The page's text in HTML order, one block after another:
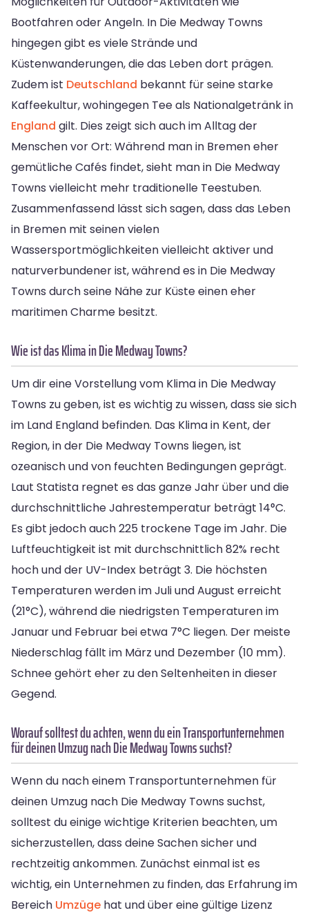
Bootfahren oder Angeln. In Die Medway Towns
hingegen gibt es viele Strände und
Küstenwanderungen, die das Leben dort prägen.
Zudem ist Deutschland bekannt für seine starke
Kaffeekultur, wohingegen Tee als Nationalgetränk in
England gilt. Dies zeigt sich auch im Alltag der
Menschen vor Ort: Während man in Bremen eher
gemütliche Cafés findet, sieht man in Die Medway
Towns vielleicht mehr traditionelle Teestuben.
Zusammenfassend lässt sich sagen, dass das Leben
in Bremen mit seinen vielen
Wassersportmöglichkeiten vielleicht aktiver und
naturverbundener ist, während es in Die Medway
Towns durch seine Nähe zur Küste einen eher
maritimen Charme besitzt.
Wie ist das Klima in Die Medway Towns?
Um dir eine Vorstellung vom Klima in Die Medway
Towns zu geben, ist es wichtig zu wissen, dass sie sich
im Land England befinden. Das Klima in Kent, der
Region, in der Die Medway Towns liegen, ist
ozeanisch und von feuchten Bedingungen geprägt.
Laut Statista regnet es das ganze Jahr über und die
durchschnittliche Jahrestemperatur beträgt 14°C.
Es gibt jedoch auch 225 trockene Tage im Jahr. Die
Luftfeuchtigkeit ist mit durchschnittlich 82% recht
hoch und der UV-Index beträgt 3. Die höchsten
Temperaturen werden im Juli und August erreicht
(21°C), während die niedrigsten Temperaturen im
Januar und Februar bei etwa 7°C liegen. Der meiste
Niederschlag fällt im März und Dezember (10 mm).
Schnee gehört eher zu den Seltenheiten in dieser
Gegend.
Worauf solltest du achten, wenn du ein Transportunternehmen
für deinen Umzug nach Die Medway Towns suchst?
Wenn du nach einem Transportunternehmen für
deinen Umzug nach Die Medway Towns suchst,
solltest du einige wichtige Kriterien beachten, um
sicherzustellen, dass deine Sachen sicher und
rechtzeitig ankommen. Zunächst einmal ist es
wichtig, ein Unternehmen zu finden, das Erfahrung im
Bereich Umzüge hat und über eine gültige Lizenz